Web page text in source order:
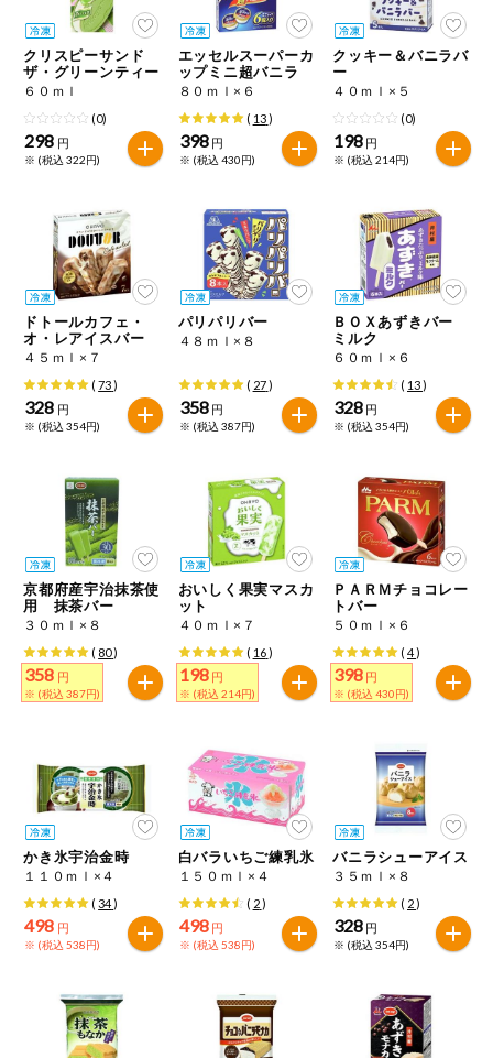
目的から探す
生協独自
自動注文システム登録
自動注文システム登録を確認する
自動注文システム登録を修正する
くらしの定番品（毎週企画）
専門ショップサイト
パルコープ・よどがわ生協のサービス
パルコープ・よどがわ生協の情報サイト
ご利用ガイド
アプリのダウンロード
テキスト注文サイトを表示
お問い合わせ
調味料・だ
し・油・ルー
おやつ
飲料
酒・ノンアル
コール
切り花・仏花
ティッシュ・
トイレットペ
ーパー
衛生・生理用
品
洗濯・バス・
トイレ用品
住居・生活用
品
コスメ＆ボデ
ィケア
衣料品
趣味・娯楽
ペット
スマート・ワ
ン注文
落花生 かに くるみ
特定原材料に準ずるもの
アーモンド あわび いか
カシューナッツ
キウイフルーツ 牛肉 ごま
さけ さば ゼラチン 大豆
鶏肉 バナナ
マカダミアナッツ やまいも
アレルゲン情報は、商品企画時の情報のため、ご使用前には
必ず商品パッケージの表示をご確認ください。
特定原材料に準ずるものは、お取引先から情報提供のあった
範囲でのお知らせです。
クリスピーサンド
ザ・グリーンティー
６０ｍｌ
(0)
298 円
※ (税込 322円)
エッセルスーパーカ
ップミニ超バニラ
８０ｍｌ×６
( 13)
398 円
※ (税込 430円)
クッキー＆バニラバ
ー
４０ｍｌ×５
(0)
198 円
※ (税込 214円)
ドトールカフェ・
オ・レアイスバー
４５ｍｌ×７
(73)
328 円
※ (税込 354円)
パリパリバー
４８ｍｌ×８
( 27)
358 円
※ (税込 387円)
ＢＯＸあずきバー
ミルク
６０ｍｌ×６
( 13)
328 円
※ (税込 354円)
京都府産宇治抹茶使
用 抹茶バー
３０ｍｌ×８
( 80)
358 円
※ (税込 387円)
おいしく果実マスカ
ット
４０ｍｌ×７
( 16)
198 円
※ (税込 214円)
ＰＡＲＭチョコレー
トバー
５０ｍｌ×６
( 4)
398 円
※ (税込 430円)
かき氷宇治金時
１１０ｍｌ×４
(34)
498 円
※ (税込 538円)
白バラいちご練乳氷
１５０ｍｌ×４
( 2)
498 円
※ (税込 538円)
バニラシューアイス
３５ｍｌ×８
( 2)
328 円
※ (税込 354円)